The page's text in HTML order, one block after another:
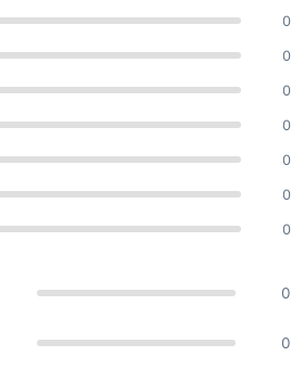
0
0
0
0
0
0
0
0
0